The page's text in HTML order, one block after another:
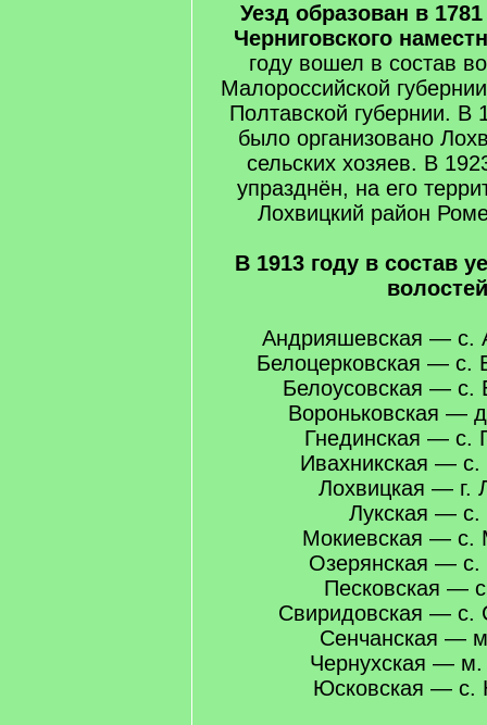
Уезд образован в
Черниговского
году вошел в состав
Малороссийской
Полтавской губернии. В
было организовано
сельских хозяев. В
упразднён, на его
Лохвицкий район
В 1913 году в состав
Андрияшевская — с.
Белоцерковская — с.
Белоусовская — с.
Вороньковская —
Гнединская — с.
Ивахникская — с.
Лохвицкая — г.
Лукская — с.
Мокиевская — с.
Озерянская — с.
Песковская —
Свиридовская — с.
Сенчанская —
Чернухская — м.
Юсковская — с.